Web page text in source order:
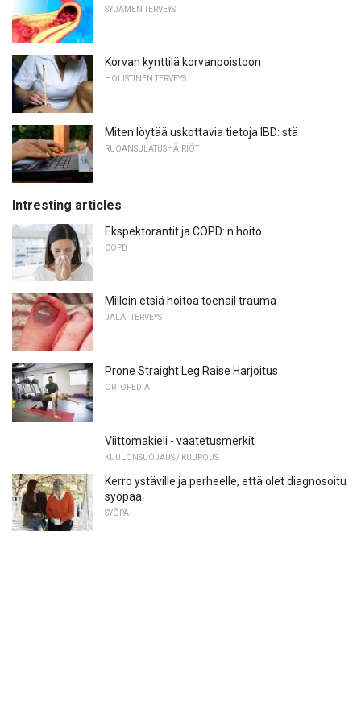
SYDÄMEN TERVEYS
Korvan kynttilä korvanpoistoon
HOLISTINEN TERVEYS
Miten löytää uskottavia tietoja IBD: stä
RUOANSULATUSHÄIRIÖT
Intresting articles
Ekspektorantit ja COPD: n hoito
COPD
Milloin etsiä hoitoa toenail trauma
JALAT TERVEYS
Prone Straight Leg Raise Harjoitus
ORTOPEDIA
Viittomakieli - vaatetusmerkit
KUULONSUOJAUS / KUUROUS
Kerro ystäville ja perheelle, että olet diagnosoitu
syöpää
SYÖPÄ